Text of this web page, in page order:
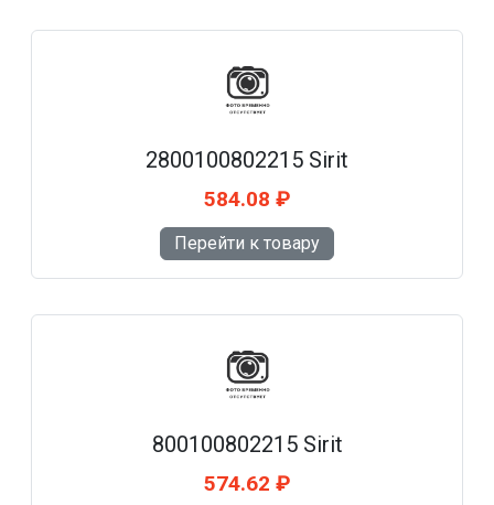
2800100802215 Sirit
584.08 ₽
Перейти к товару
800100802215 Sirit
574.62 ₽